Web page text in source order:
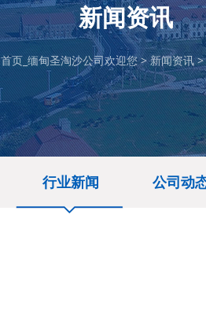
新闻资讯
首页_缅甸圣淘沙公司欢迎您>新闻资讯>
行业新闻 公司动